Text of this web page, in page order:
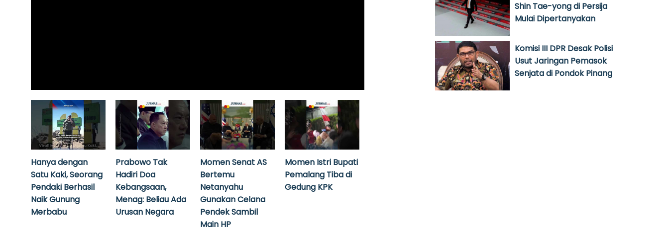
Hanya dengan
Satu Kaki, Seorang
Pendaki Berhasil
Naik Gunung
Merbabu
Prabowo Tak
Hadiri Doa
Kebangsaan,
Menag: Beliau Ada
Urusan Negara
Momen Senat AS
Bertemu
Netanyahu
Gunakan Celana
Pendek Sambil
Main HP
Momen Istri Bupati
Pemalang Tiba di
Gedung KPK
Shin Tae-yong di Persija
Mulai Dipertanyakan
Komisi III DPR Desak Polisi
Usut Jaringan Pemasok
Senjata di Pondok Pinang